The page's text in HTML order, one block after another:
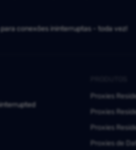
conexões ininterruptas - toda vez!
Proxies
Proxies
Proxies
Proxies de